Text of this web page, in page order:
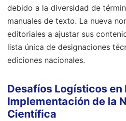
debido a la diversidad de
manuales de texto. La nueva
editoriales a ajustar sus
lista única de designaciones
ediciones nacionales.
Desafíos Logísticos en
Implementación de la
Científica